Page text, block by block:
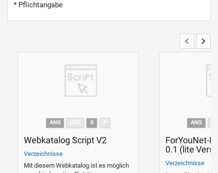
* Pflichtangabe
ANG G
Webkatalog Script V2
Verzeichnisse
Mit diesem Webkatalog ist es möglich
ANG
ForYouNet-
0.1 (lite
Verzeichnisse